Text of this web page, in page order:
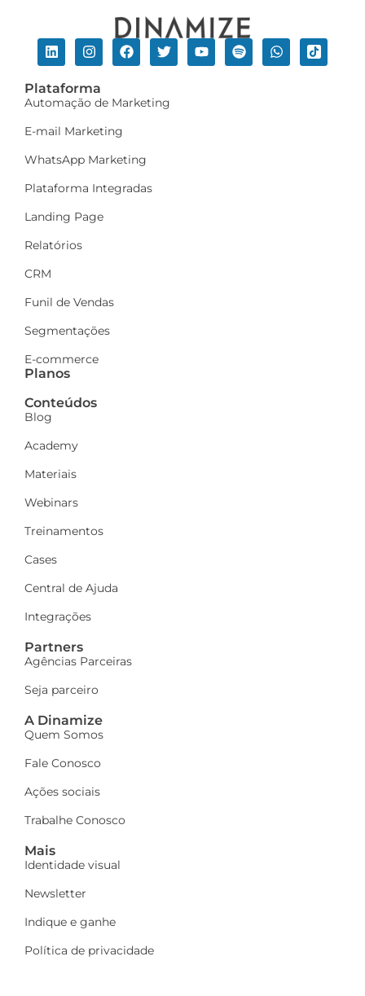
Plataforma
Automação de Marketing
E-mail Marketing
WhatsApp Marketing
Plataforma Integradas
Landing Page
Relatórios
CRM
Funil de Vendas
Segmentações
E-commerce
Planos
Conteúdos
Blog
Academy
Materiais
Webinars
Treinamentos
Cases
Central de Ajuda
Integrações
Partners
Agências Parceiras
Seja parceiro
A Dinamize
Quem Somos
Fale Conosco
Ações sociais
Trabalhe Conosco
Mais
Identidade visual
Newsletter
Indique e ganhe
Política de privacidade